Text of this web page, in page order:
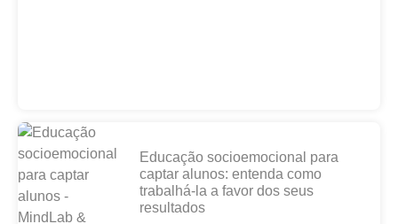
Educação socioemocional para
captar alunos: entenda como
trabalhá-la a favor dos seus
resultados